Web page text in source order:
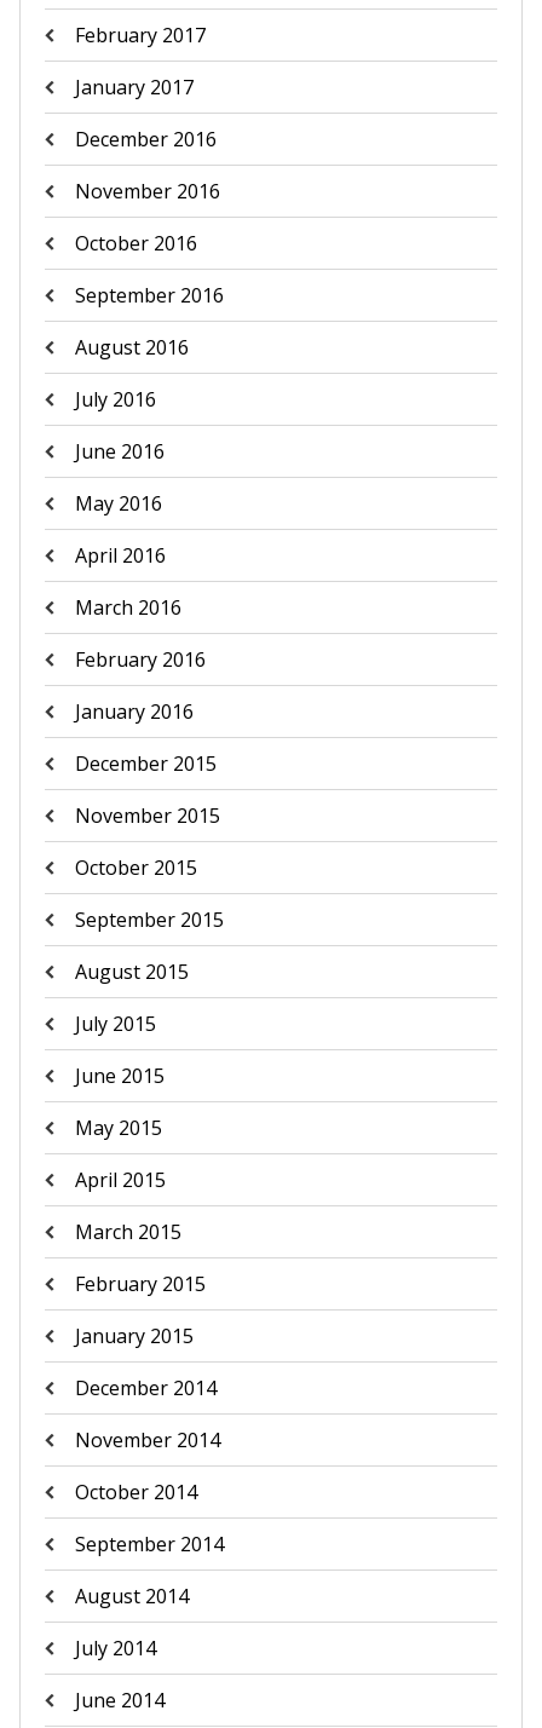
February 2017
January 2017
December 2016
November 2016
October 2016
September 2016
August 2016
July 2016
June 2016
May 2016
April 2016
March 2016
February 2016
January 2016
December 2015
November 2015
October 2015
September 2015
August 2015
July 2015
June 2015
May 2015
April 2015
March 2015
February 2015
January 2015
December 2014
November 2014
October 2014
September 2014
August 2014
July 2014
June 2014